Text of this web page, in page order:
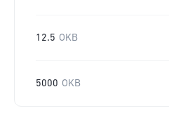
12.5 OKB
5000 OKB